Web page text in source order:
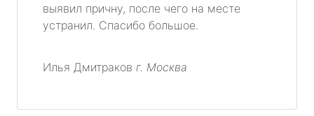
выявил причну, после чего на месте
устранил. Спасибо большое.
Илья Дмитраков г. Москва